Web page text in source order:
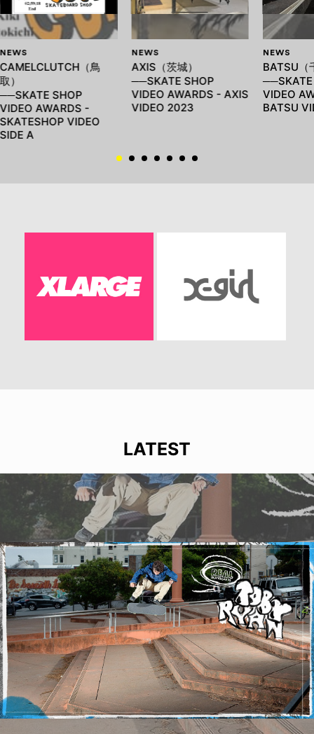
NEWS
CAMELCLUTCH（鳥
取）
──SKATE SHOP
VIDEO AWARDS -
SKATESHOP VIDEO
SIDE A
NEWS
AXIS（茨城）
──SKATE SHOP
VIDEO AWARDS - AXIS
VIDEO 2023
NEWS
BATSU（
──SKATE
VIDEO
BATSU
LATEST